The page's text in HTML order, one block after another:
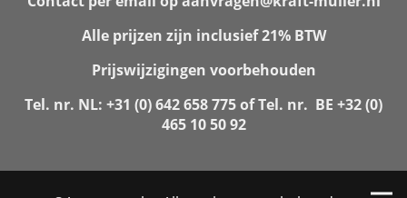
Alle prijzen zijn inclusief 21% BTW
Prijswijzigingen voorbehouden
Tel. nr. NL: +31 (0) 642 658 775 of Tel. nr. BE +32 (0)
465 10 50 92